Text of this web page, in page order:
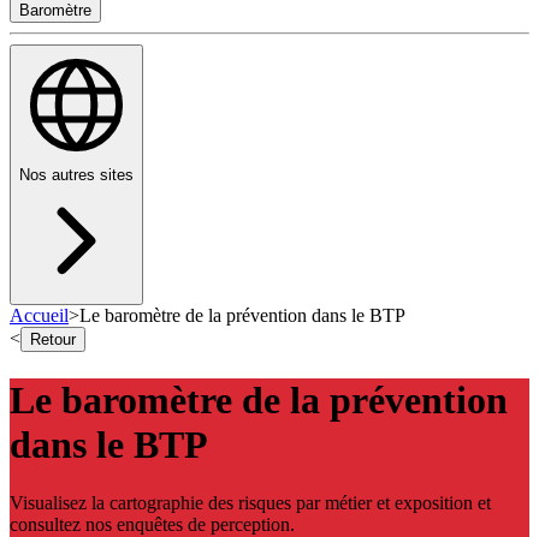
Baromètre
Nos autres sites
Accueil>Le baromètre de la prévention dans le BTP
<
Retour
Le baromètre de la prévention
dans le BTP
Visualisez la cartographie des risques par métier et exposition et
consultez nos enquêtes de perception.